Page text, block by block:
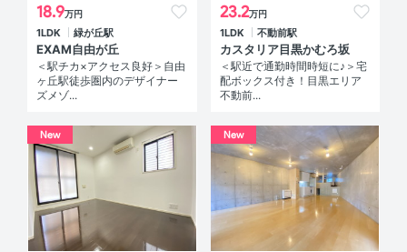
18.9万円
1LDK 緑が丘駅
EXAM自由が丘
＜駅チカ×アクセス良好＞自由
ヶ丘駅徒歩圏内のデザイナー
ズメゾ...
23.2万円
1LDK 不動前駅
カスタリア目黒かむろ坂
＜駅近で通勤時間時短に♪＞宅
配ボックス付き！目黒エリア
不動前...
New New